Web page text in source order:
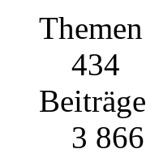
Themen
434
Beiträge
3 866